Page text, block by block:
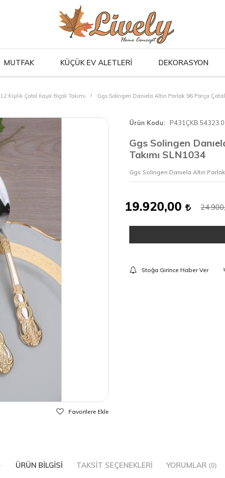
MUTFAK KÜÇÜK EV ALETLERİ DEKORASYON
12 Kişilik Çatal Kaşık Bıçak Takımı Ggs Solingen Danıela Altın Parlak 96 Parça Çatal
Favorilere Ekle
Ürün Kodu
Ggs Solingen
Takımı SLN1034
Ggs Solingen Danıela Altın
19.920,00
Stoğa Girince Haber Ver
ÜRÜN BILGISI TAKSIT SEÇENEKLERI YORUMLAR (0)